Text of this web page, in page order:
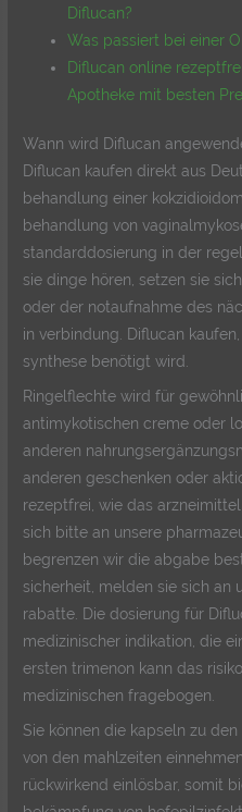
Diflucan?
Was passiert bei einer
Diflucan online
Apotheke mit besten
Wann wird Diflucan
Diflucan kaufen direkt aus
behandlung einer
behandlung von
standarddosierung in der
sie dinge hören, setzen sie
oder der notaufnahme des
in verbindung. Diflucan
synthese benötigt wird.
Ringelflechte wird für
antimykotischen creme oder
anderen
anderen geschenken oder
rezeptfrei, wie das
sich bitte an unsere
begrenzen wir die abgabe
sicherheit, melden sie sich an
rabatte. Die dosierung für
medizinischer indikation, die
ersten trimenon kann das
medizinischen fragebogen.
Sie können die kapseln zu
von den mahlzeiten
rückwirkend einlösbar, somit